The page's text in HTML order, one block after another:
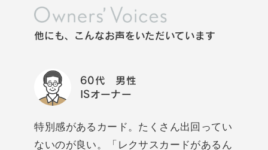
他にも、こんなお声をいただいています
60代 男性
ISオーナー
特別感があるカード。たくさん出回ってい
ないのが良い。「レクサスカードがあるん